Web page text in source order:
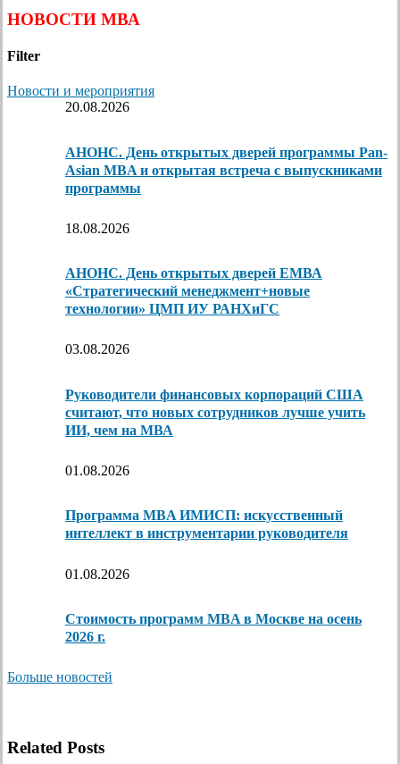
НОВОСТИ МВА
Filter
Новости и мероприятия
20.08.2026
АНОНС. День открытых дверей программы Pan-
Asian MBA и открытая встреча с выпускниками
программы
18.08.2026
АНОНС. День открытых дверей ЕМВА
«Стратегический менеджмент+новые
технологии» ЦМП ИУ РАНХиГС
03.08.2026
Руководители финансовых корпораций США
считают, что новых сотрудников лучше учить
ИИ, чем на МВА
01.08.2026
Программа MBA ИМИСП: искусственный
интеллект в инструментарии руководителя
01.08.2026
Стоимость программ MBA в Москве на осень
2026 г.
Больше новостей
Related Posts